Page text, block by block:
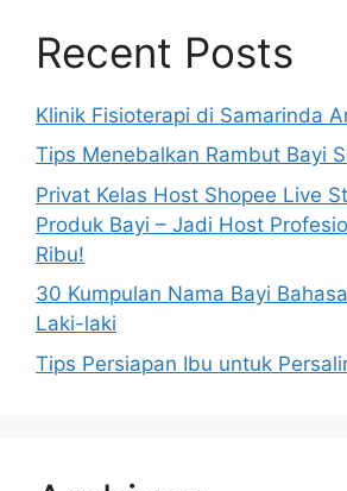
Recent Posts
Klinik Fisioterapi di Samarinda
Tips Menebalkan Rambut Bayi
Privat Kelas Host Shopee Live
Produk Bayi – Jadi Host
Ribu!
30 Kumpulan Nama Bayi
Laki-laki
Tips Persiapan Ibu untuk